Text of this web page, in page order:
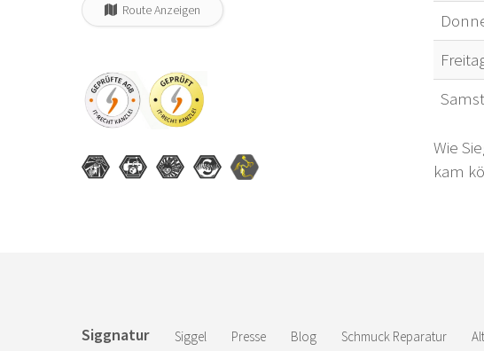
Route Anzeigen
Wie
kam
Siggnatur Siggel Presse Blog Schmuck Reparatur